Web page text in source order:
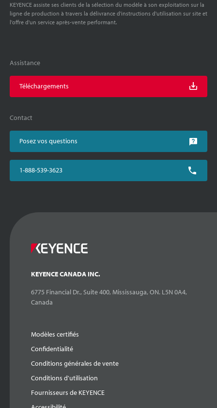
KEYENCE assiste ses clients de la sélection du modèle à son exploitation sur la
ligne de production à travers la délivrance d'instructions d'utilisation sur site et
l'offre d'un service après-vente performant.
Assistance
Téléchargements
Contact
Posez vos questions
1-888-539-3623
KEYENCE CANADA INC.
6775 Financial Dr., Suite 400, Mississauga, ON. L5N 0A4,
Canada
Modèles certifiés
Confidentialité
Conditions générales de vente
Conditions d'utilisation
Fournisseurs de KEYENCE